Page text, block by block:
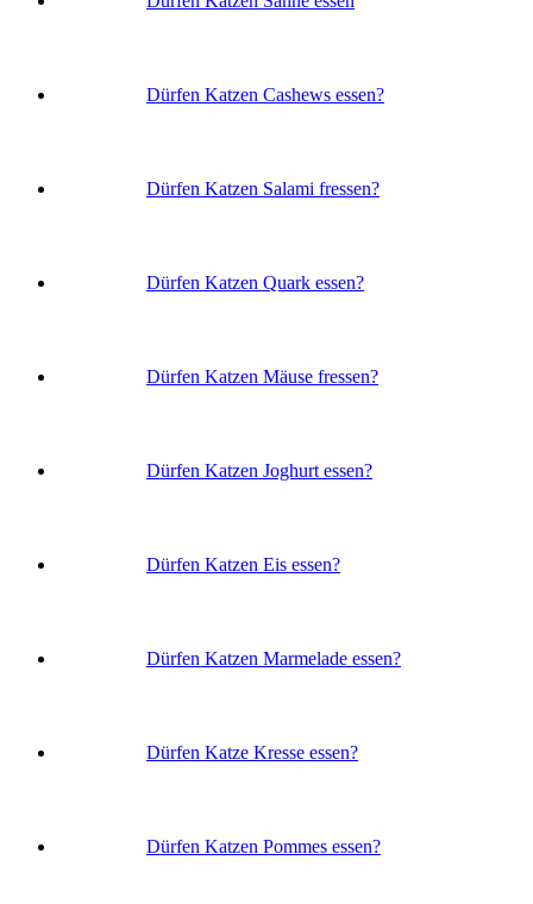
Dürfen Katzen Cashews essen?
Dürfen Katzen Salami fressen?
Dürfen Katzen Quark essen?
Dürfen Katzen Mäuse fressen?
Dürfen Katzen Joghurt essen?
Dürfen Katzen Eis essen?
Dürfen Katzen Marmelade essen?
Dürfen Katze Kresse essen?
Dürfen Katzen Pommes essen?